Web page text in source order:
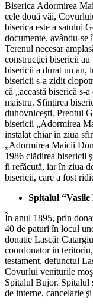
Biserica Adormirea
cele două văi,
biserica este a satului
documente, avându-se
Terenul necesar
construcţiei bisericii au
bisericii a durat un an,
bisericii s-a zidit
că „această biserică s-
maistru. Sfinţirea
duhovniceşti. Preotul
bisericii „Adormirea
instalat chiar în ziua
„Adormirea Maicii
1986 clădirea bisericii
fi refăcută, iar în ziua
bisericii, care a fost
Spitalul “Vasile
În anul 1895, prin
40 de paturi în locul
donaţie Lascăr
coordonator in
testament, defunctul
Covurlui veniturile
Spitalul Bujor. Spitalul
de interne, cancelarie